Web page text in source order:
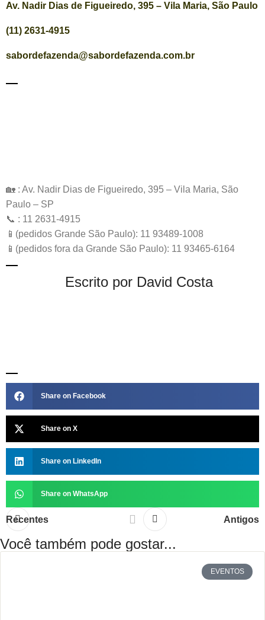
Av. Nadir Dias de Figueiredo, 395 – Vila Maria, São Paulo
(11) 2631-4915
sabordefazenda@sabordefazenda.com.br
🏡 : Av. Nadir Dias de Figueiredo, 395 – Vila Maria, São
Paulo – SP
📞 : 11 2631-4915
📱(pedidos Grande São Paulo): 11 93489-1008
📱(pedidos fora da Grande São Paulo): 11 93465-6164
Escrito por David Costa
Share on Facebook
Share on X
Share on LinkedIn
Share on WhatsApp
Recentes Antigos
Você também pode gostar...
EVENTOS